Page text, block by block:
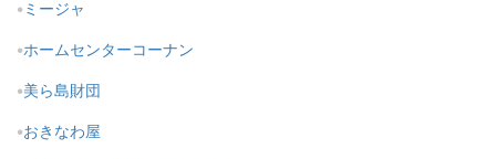
ミージャ
ホームセンターコーナン
美ら島財団
おきなわ屋